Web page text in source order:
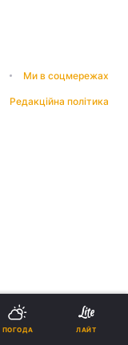
Ми в соцмережах
Редакційна політика
ПОГОДА ЛАЙТ